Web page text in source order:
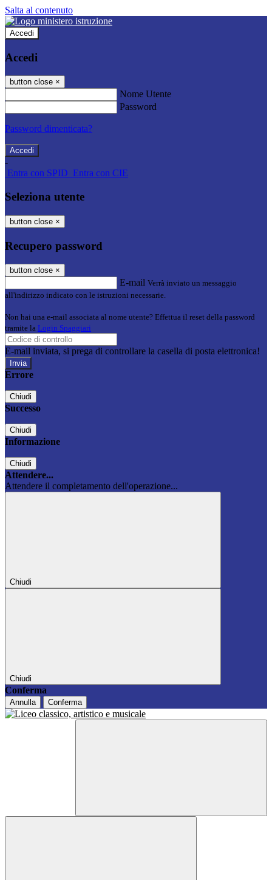
Salta al contenuto
Accedi
Accedi
button close ×
Nome Utente
Password
Password dimenticata?
-
Entra con SPID Entra con CIE
Seleziona utente
button close ×
Recupero password
button close ×
E-mail Verrà inviato un messaggio
all'indirizzo indicato con le istruzioni necessarie.
Non hai una e-mail associata al nome utente? Effettua il reset della password
tramite la Login Spaggiari
E-mail inviata, si prega di controllare la casella di posta elettronica!
Errore
Chiudi
Successo
Chiudi
Informazione
Chiudi
Attendere...
Attendere il completamento dell'operazione...
Chiudi
Chiudi
Conferma
Annulla Conferma